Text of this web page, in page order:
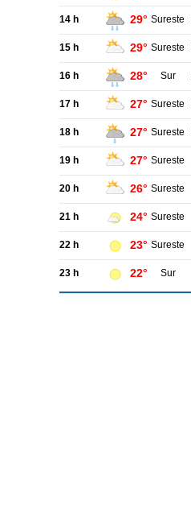
14 h 29° Sureste
15 h 29° Sureste
16 h 28° Sur
17 h 27° Sureste
18 h 27° Sureste
19 h 27° Sureste
20 h 26° Sureste
21 h 24° Sureste
22 h 23° Sureste
23 h 22° Sur